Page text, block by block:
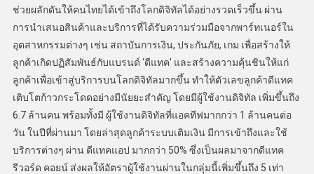
ช่วยผลักดันให้คนไทยได้เข้าถึงโลกดิจิทัลได้อย่างรวดเร็วขึ้น ผ่าน
การนำเสนอสินค้าและบริการที่ได้รับความร่วมมือจากพาร์ทเนอร์ใน
อุตสาหกรรมต่างๆ เช่น สถาบันการเงิน, ประกันภัย, เกม เพื่อสร้างให้
ลูกค้าเกิดปฏิสัมพันธ์กับแบรนด์ ‘ดีแทค’ และสร้างความคุ้นชินให้แก่
ลูกค้าเพื่อเข้าสู่บริการบนโลกดิจิทัลมากขึ้น ทำให้ตัวเลขลูกค้าดีแทค
เติบโตก้าวกระโดดอย่างมีนัยยะสำคัญ โดยมีผู้ใช้งานดิจิทัล เพิ่มขึ้นถึง
6.7 ล้านคน พร้อมทั้งมี ผู้ใช้งานดิจิทัลที่แอคทีฟมากกว่า 1 ล้านคนต่อ
วัน ในปีที่ผ่านมา โดยล่าสุดลูกค้าระบบเติมเงิน มีการเข้าถึงและใช้
บริการต่างๆ ผ่าน ดีแทคแอป มากกว่า 50% ซึ่งเป็นผลมาจากดีแทค
รีวอร์ด คอยน์ ส่งผลให้อัตราผู้ใช้งานผ่านในกลุ่มนี้เพิ่มขึ้นถึง 5 เท่า